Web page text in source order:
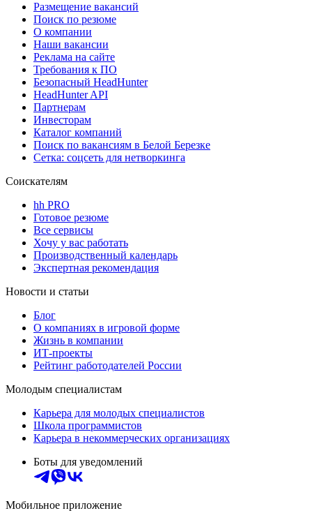
Размещение вакансий
Поиск по резюме
О компании
Наши вакансии
Реклама на сайте
Требования к ПО
Безопасный HeadHunter
HeadHunter API
Партнерам
Инвесторам
Каталог компаний
Поиск по вакансиям в Белой Березке
Сетка: соцсеть для нетворкинга
Соискателям
hh PRO
Готовое резюме
Все сервисы
Хочу у вас работать
Производственный календарь
Экспертная рекомендация
Новости и статьи
Блог
О компаниях в игровой форме
Жизнь в компании
ИТ-проекты
Рейтинг работодателей России
Молодым специалистам
Карьера для молодых специалистов
Школа программистов
Карьера в некоммерческих организациях
Боты для уведомлений
Мобильное приложение